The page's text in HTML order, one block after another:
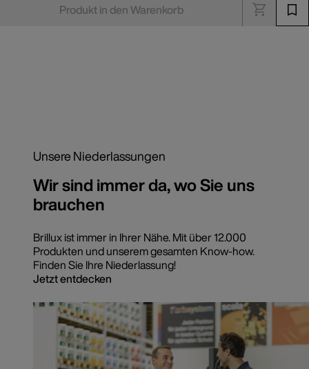
Produkt in den Warenkorb
Unsere Niederlassungen
Wir sind immer da, wo Sie uns
brauchen
Brillux ist immer in Ihrer Nähe. Mit über 12.000
Produkten und unserem gesamten Know-how.
Finden Sie Ihre Niederlassung!
Jetzt entdecken